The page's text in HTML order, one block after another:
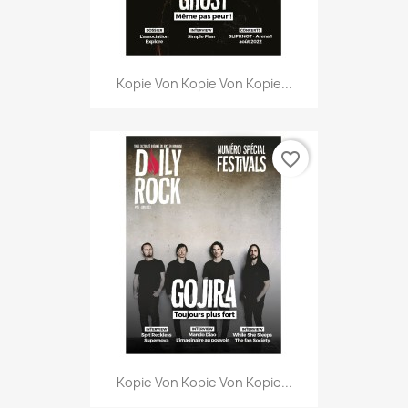
Kopie Von Kopie Von Kopie...
Kopie Von Kopie Von Kopie...
favorite_border